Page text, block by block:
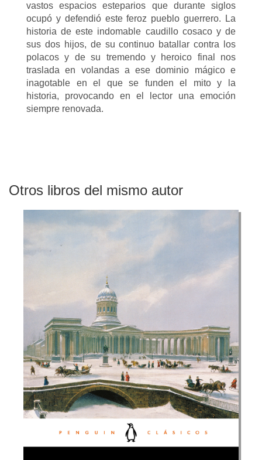
vastos espacios esteparios que durante siglos
ocupó y defendió este feroz pueblo guerrero. La
historia de este indomable caudillo cosaco y de
sus dos hijos, de su continuo batallar contra los
polacos y de su tremendo y heroico final nos
traslada en volandas a ese dominio mágico e
inagotable en el que se funden el mito y la
historia, provocando en el lector una emoción
siempre renovada.
Otros libros del mismo autor